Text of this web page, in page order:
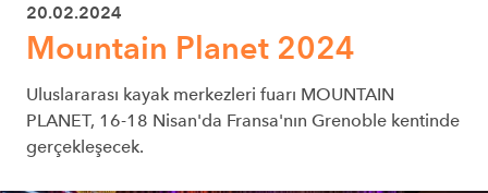
20.02.2024
Mountain Planet 2024
Uluslararası kayak merkezleri fuarı MOUNTAIN
PLANET, 16-18 Nisan'da Fransa'nın Grenoble kentinde
gerçekleşecek.